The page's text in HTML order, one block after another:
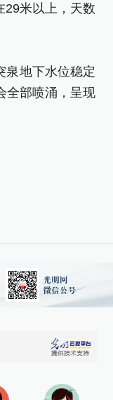
29米以上，天数
泉地下水位稳定
全部喷涌，呈现